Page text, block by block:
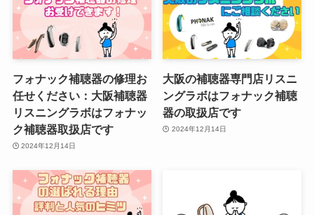
フォナック補聴器の修理お
任せください：大阪補聴器
リスニングラボはフォナッ
ク補聴器取扱店です
2024年12月14日
大阪の補聴器専門店リスニ
ングラボはフォナック補聴
器の取扱店です
2024年12月14日